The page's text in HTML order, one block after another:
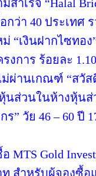
ำเร็จ “Halal
ว่า 40 ประเทศ ร
“เงินฝากไซทอ
งการ ร้อยละ
ผ่านเกณฑ์ “สวั
นส่วนในห้างหุ้น
” วัย 46 – 60 ปี
MTS Gold
ท สำหรับผู้จองซื้